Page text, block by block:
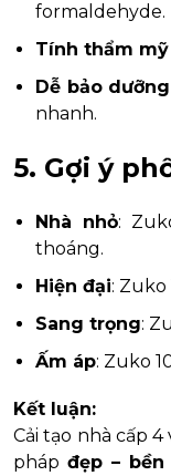
formaldehyde.
Tính thẩm
Dễ bảo dưỡng
nhanh.
5. Gợi ý
Nhà nhỏ:
thoáng.
Hiện đại: Zuko
Sang trọng:
Ấm áp: Zuko
Kết luận:
Cải tạo nhà cấp
phápđẹp –